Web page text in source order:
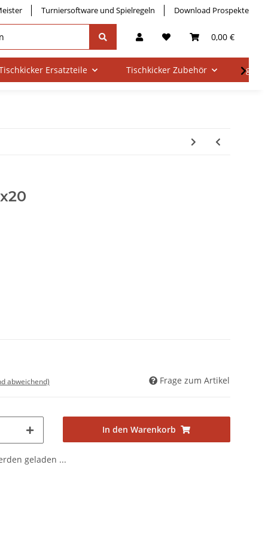
Turniersoftware und Spielregeln Download Prospekte
0,00 €
Ersatzteile Tischkicker Zubehör
abweichend) Frage zum Artikel
In den Warenkorb
geladen ...